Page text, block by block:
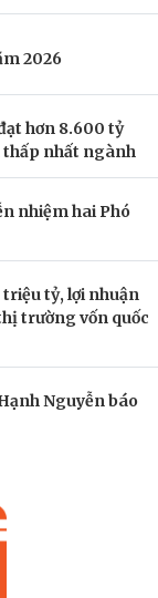
2026
hơn 8.600 tỷ
thấp nhất ngành
nhiệm hai Phó
tỷ, lợi nhuận
trường vốn quốc
Nguyễn báo